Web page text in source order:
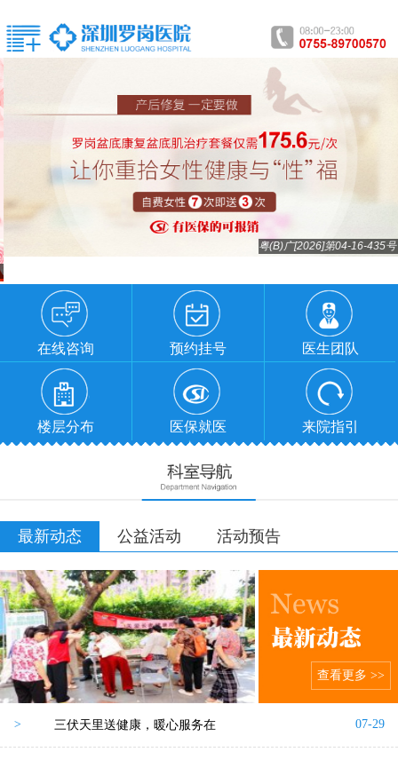
粤(B)广[2026]第04-16-435号
在线咨询 预约挂号 医生团队
楼层分布 医保就医 来院指引
最新动态 公益活动 活动预告
查看更多 >>
> 三伏天里送健康，暖心服务在 07-29